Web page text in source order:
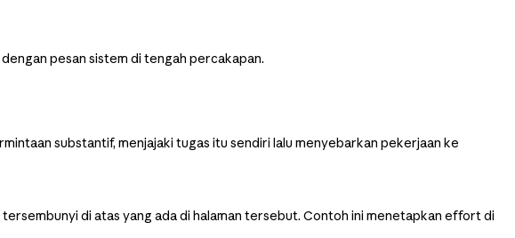
pesan sistem di tengah percakapan.
substantif, menjajaki tugas itu sendiri lalu menyebarkan pekerjaan ke
tersembunyi di atas yang ada di halaman tersebut. Contoh ini menetapkan effort di